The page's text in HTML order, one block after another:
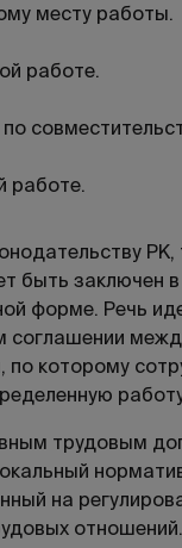
месту работы.
работе.
работе.
РК,
быть заключен в
форме. Речь
соглашении
по которому
трудовым
на
отношений.